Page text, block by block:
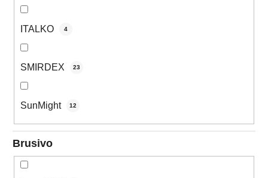
ITALKO 4
SMIRDEX 23
SunMight 12
Brusivo